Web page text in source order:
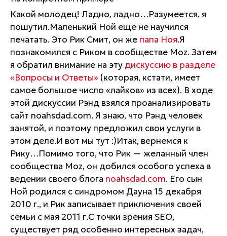
Какой молодец! Ладно, ладно…Разумеется, я
пошутил.Маленький Ной еще не научился
печатать. Это Рик Смит, он же папа Ноя.Я
познакомился с Риком в сообществе Moz. Затем
я обратил внимание на эту дискуссию в разделе
«Вопросы и Ответы» (которая, кстати, имеет
самое большое число «лайков» из всех). В ходе
этой дискуссии Рэнд взялся проанализировать
сайт noahsdad.com. Я знаю, что Рэнд человек
занятой, и поэтому предложил свои услуги в
этом деле.И вот мы тут :)Итак, вернемся к
Рику…Помимо того, что Рик — желанный член
сообщества Moz, он добился особого успеха в
ведении своего блога noahsdad.com. Его сын
Ной родился с синдромом Дауна 15 декабря
2010 г., и Рик записывает приключения своей
семьи с мая 2011 г.С точки зрения SEO,
существует ряд особенно интересных задач,